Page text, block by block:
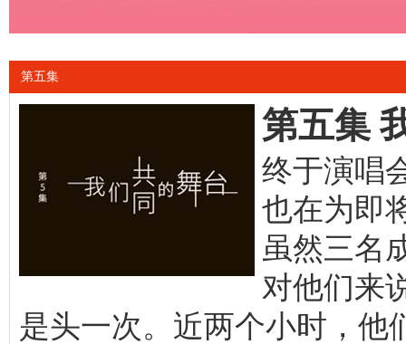
第五集
第五集
终于演唱
也在为即
虽然三名
对他们来
是头一次。近两个小时，他